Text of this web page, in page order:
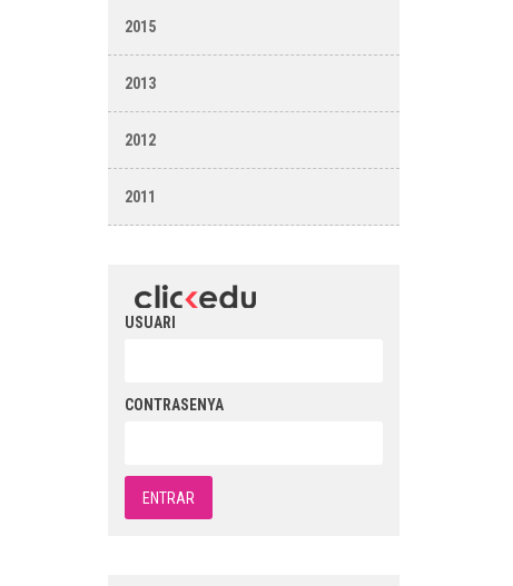
2015
2013
2012
2011
USUARI
CONTRASENYA